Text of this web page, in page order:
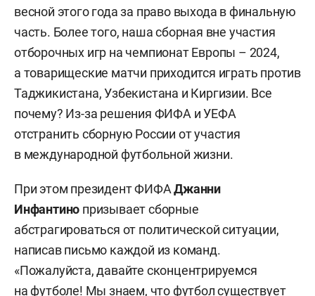
весной этого года за право выхода в финальную
часть. Более того, наша сборная вне участия
отборочных игр на чемпионат Европы – 2024,
а товарищеские матчи приходится играть против
Таджикистана, Узбекистана и Киргизии. Все
почему? Из-за решения ФИФА и УЕФА
отстранить сборную России от участия
в международной футбольной жизни.
При этом президент ФИФАДжанни
Инфантино призывает сборные
абстрагироваться от политической ситуации,
написав письмо каждой из команд.
«Пожалуйста, давайте сконцентрируемся
на футболе! Мы знаем, что футбол существует